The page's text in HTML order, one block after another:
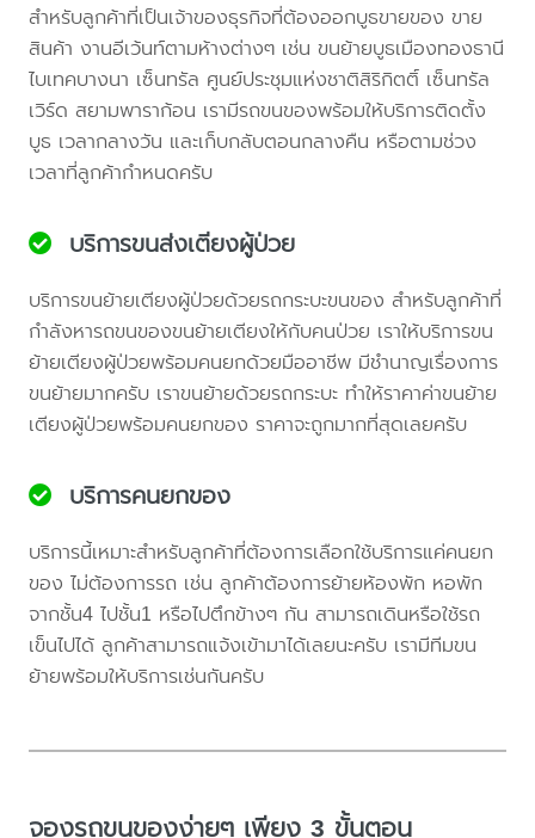
สำหรับลูกค้าที่เป็นเจ้าของธุรกิจที่ต้องออกบูธขายของ ขาย
สินค้า งานอีเว้นท์ตามห้างต่างๆ เช่น ขนย้ายบูธเมืองทองธานี
ไบเทคบางนา เซ็นทรัล ศูนย์ประชุมแห่งชาติสิริกิตติ์ เซ็นทรัล
เวิร์ด สยามพาราก้อน เรามีรถขนของพร้อมให้บริการติดตั้ง
บูธ เวลากลางวัน และเก็บกลับตอนกลางคืน หรือตามช่วง
เวลาที่ลูกค้ากำหนดครับ
บริการขนส่งเตียงผู้ป่วย
บริการขนย้ายเตียงผู้ป่วยด้วยรถกระบะขนของ สำหรับลูกค้าที่
กำลังหารถขนของขนย้ายเตียงให้กับคนป่วย เราให้บริการขน
ย้ายเตียงผู้ป่วยพร้อมคนยกด้วยมืออาชีพ มีชำนาญเรื่องการ
ขนย้ายมากครับ เราขนย้ายด้วยรถกระบะ ทำให้ราคาค่าขนย้าย
เตียงผู้ป่วยพร้อมคนยกของ ราคาจะถูกมากที่สุดเลยครับ
บริการคนยกของ
บริการนี้เหมาะสำหรับลูกค้าที่ต้องการเลือกใช้บริการแค่คนยก
ของ ไม่ต้องการรถ เช่น ลูกค้าต้องการย้ายห้องพัก หอพัก
จากชั้น4 ไปชั้น1 หรือไปตึกข้างๆ กัน สามารถเดินหรือใช้รถ
เข็นไปได้ ลูกค้าสามารถแจ้งเข้ามาได้เลยนะครับ เรามีทีมขน
ย้ายพร้อมให้บริการเช่นกันครับ
จองรถขนของง่ายๆ เพียง 3 ขั้นตอน